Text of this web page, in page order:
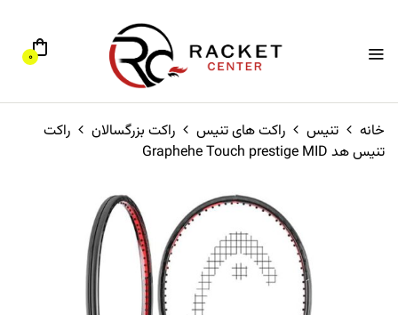
0
خانه تنیس راکت های تنیس راکت بزرگسالان
راکت
تنیس هد Graphehe Touch prestige MID